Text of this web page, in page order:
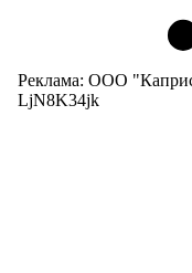
Реклама: ООО
LjN8K34jk